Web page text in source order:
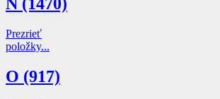
Prezrieť
položky...
O (917)